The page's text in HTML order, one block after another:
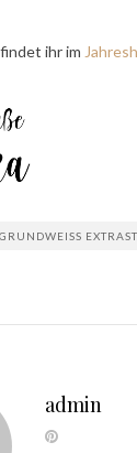
ihr im
admin